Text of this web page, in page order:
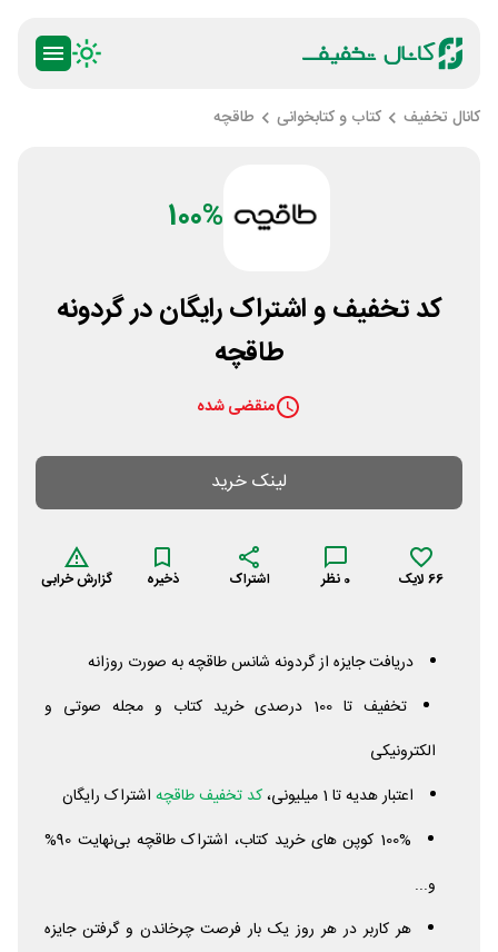
کانال تخفیف کتاب و کتابخوانی طاقچه
100%
کد تخفیف و اشتراک رایگان در گردونه
طاقچه
منقضی شده
لینک خرید
66لایک 0 نظر اشتراک ذخیره گزارش خرابی
دریافت جایزه از گردونه شانس طاقچه به صورت روزانه
تخفیف تا 100 درصدی خرید کتاب و مجله صوتی و
الکترونیکی
اعتبار هدیه تا 1 میلیونی،
کد تخفیف طاقچه اشتراک رایگان
100% کوپن های خرید کتاب، اشتراک طاقچه بی‌نهایت 90%
و...
هر کاربر در هر روز یک بار فرصت چرخاندن و گرفتن جایزه